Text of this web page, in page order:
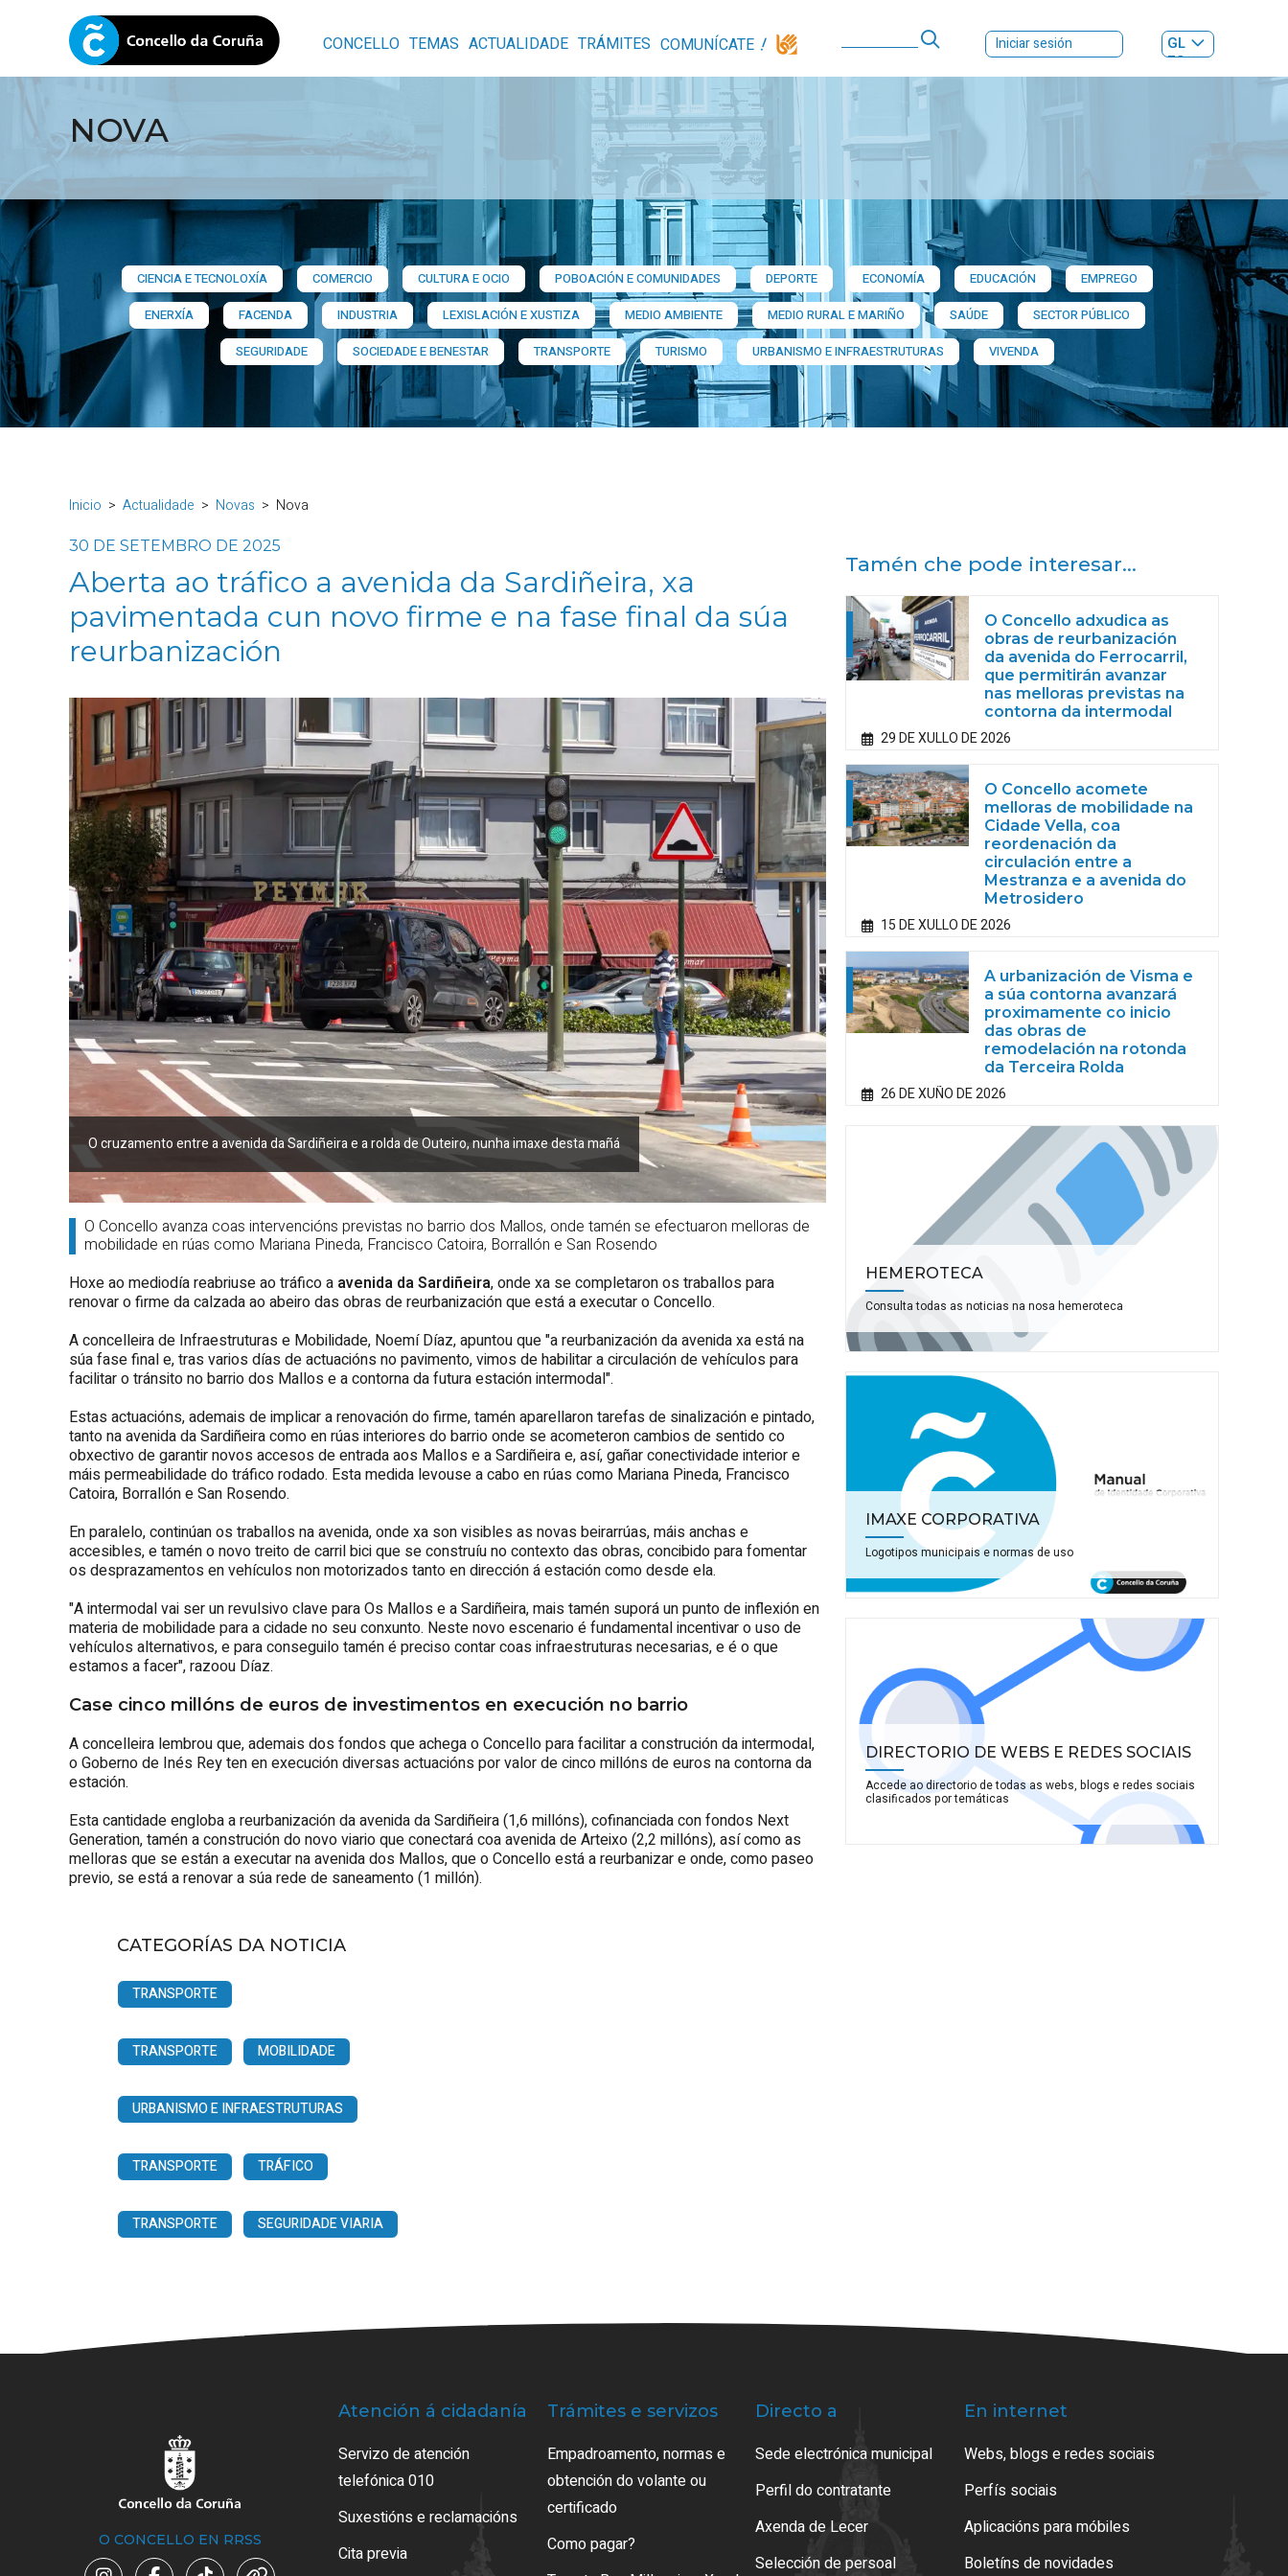
CONCELLO TEMAS ACTUALIDADE TRÁMITES COMUNÍCATE Iniciar sesión
GL
ES|
NOVA
CIENCIA E TECNOLOXÍA COMERCIO CULTURA E OCIO POBOACIÓN E COMUNIDADES DEPORTE ECONOMÍA EDUCACIÓN
EMPREGO
ENERXÍA
FACENDA INDUSTRIA LEXISLACIÓN E XUSTIZA MEDIO AMBIENTE MEDIO RURAL E MARIÑO SAÚDE
SECTOR PÚBLICO
SEGURIDADE
SOCIEDADE E BENESTAR TRANSPORTE TURISMO URBANISMO E INFRAESTRUTURAS VIVENDA
Inicio Actualidade Novas Nova
30 DE SETEMBRO DE 2025
Aberta ao tráfico a avenida da Sardiñeira, xa
pavimentada cun novo firme e na fase final da súa
reurbanización
O cruzamento entre a avenida da Sardiñeira e a rolda de Outeiro, nunha imaxe desta mañá
O Concello avanza coas intervencións previstas no barrio dos Mallos, onde tamén se efectuaron melloras de
mobilidade en rúas como Mariana Pineda, Francisco Catoira, Borrallón e San Rosendo
Hoxe ao mediodía reabriuse ao tráfico a avenida da Sardiñeira, onde xa se completaron os traballos para
renovar o firme da calzada ao abeiro das obras de reurbanización que está a executar o Concello.
A concelleira de Infraestruturas e Mobilidade, Noemí Díaz, apuntou que "a reurbanización da avenida xa está na
súa fase final e, tras varios días de actuacións no pavimento, vimos de habilitar a circulación de vehículos para
facilitar o tránsito no barrio dos Mallos e a contorna da futura estación intermodal".
Estas actuacións, ademais de implicar a renovación do firme, tamén aparellaron tarefas de sinalización e pintado,
tanto na avenida da Sardiñeira como en rúas interiores do barrio onde se acometeron cambios de sentido co
obxectivo de garantir novos accesos de entrada aos Mallos e a Sardiñeira e, así, gañar conectividade interior e
máis permeabilidade do tráfico rodado. Esta medida levouse a cabo en rúas como Mariana Pineda, Francisco
Catoira, Borrallón e San Rosendo.
En paralelo, continúan os traballos na avenida, onde xa son visibles as novas beirarrúas, máis anchas e
accesibles, e tamén o novo treito de carril bici que se construíu no contexto das obras, concibido para fomentar
os desprazamentos en vehículos non motorizados tanto en dirección á estación como desde ela.
"A intermodal vai ser un revulsivo clave para Os Mallos e a Sardiñeira, mais tamén suporá un punto de inflexión en
materia de mobilidade para a cidade no seu conxunto. Neste novo escenario é fundamental incentivar o uso de
vehículos alternativos, e para conseguilo tamén é preciso contar coas infraestruturas necesarias, e é o que
estamos a facer", razoou Díaz.
Case cinco millóns de euros de investimentos en execución no barrio
A concelleira lembrou que, ademais dos fondos que achega o Concello para facilitar a construción da intermodal,
o Goberno de Inés Rey ten en execución diversas actuacións por valor de cinco millóns de euros na contorna da
estación.
Esta cantidade engloba a reurbanización da avenida da Sardiñeira (1,6 millóns), cofinanciada con fondos Next
Generation, tamén a construción do novo viario que conectará coa avenida de Arteixo (2,2 millóns), así como as
melloras que se están a executar na avenida dos Mallos, que o Concello está a reurbanizar e onde, como paseo
previo, se está a renovar a súa rede de saneamento (1 millón).
CATEGORÍAS DA NOTICIA
TRANSPORTE
TRANSPORTE MOBILIDADE
URBANISMO E INFRAESTRUTURAS
TRANSPORTE TRÁFICO
TRANSPORTE SEGURIDADE VIARIA
Tamén che pode interesar...
O Concello adxudica as
obras de reurbanización
da avenida do Ferrocarril,
que permitirán avanzar
nas melloras previstas na
contorna da intermodal
29 DE XULLO DE 2026
O Concello acomete
melloras de mobilidade na
Cidade Vella, coa
reordenación da
circulación entre a
Mestranza e a avenida do
Metrosidero
15 DE XULLO DE 2026
A urbanización de Visma e
a súa contorna avanzará
proximamente co inicio
das obras de
remodelación na rotonda
da Terceira Rolda
26 DE XUÑO DE 2026
HEMEROTECA
Consulta todas as noticias na nosa hemeroteca
IMAXE CORPORATIVA
Logotipos municipais e normas de uso
DIRECTORIO DE WEBS E REDES SOCIAIS
Accede ao directorio de todas as webs, blogs e redes sociais
clasificados por temáticas
O CONCELLO EN RRSS
Atención á cidadanía
Servizo de atención
telefónica 010
Suxestións e reclamacións
Cita previa
Trámites e servizos
Empadroamento, normas e
obtención do volante ou
certificado
Como pagar?
Directo a
Sede electrónica municipal
Perfil do contratante
Axenda de Lecer
Selección de persoal
En internet
Webs, blogs e redes sociais
Perfís sociais
Aplicacións para móbiles
Boletíns de novidades